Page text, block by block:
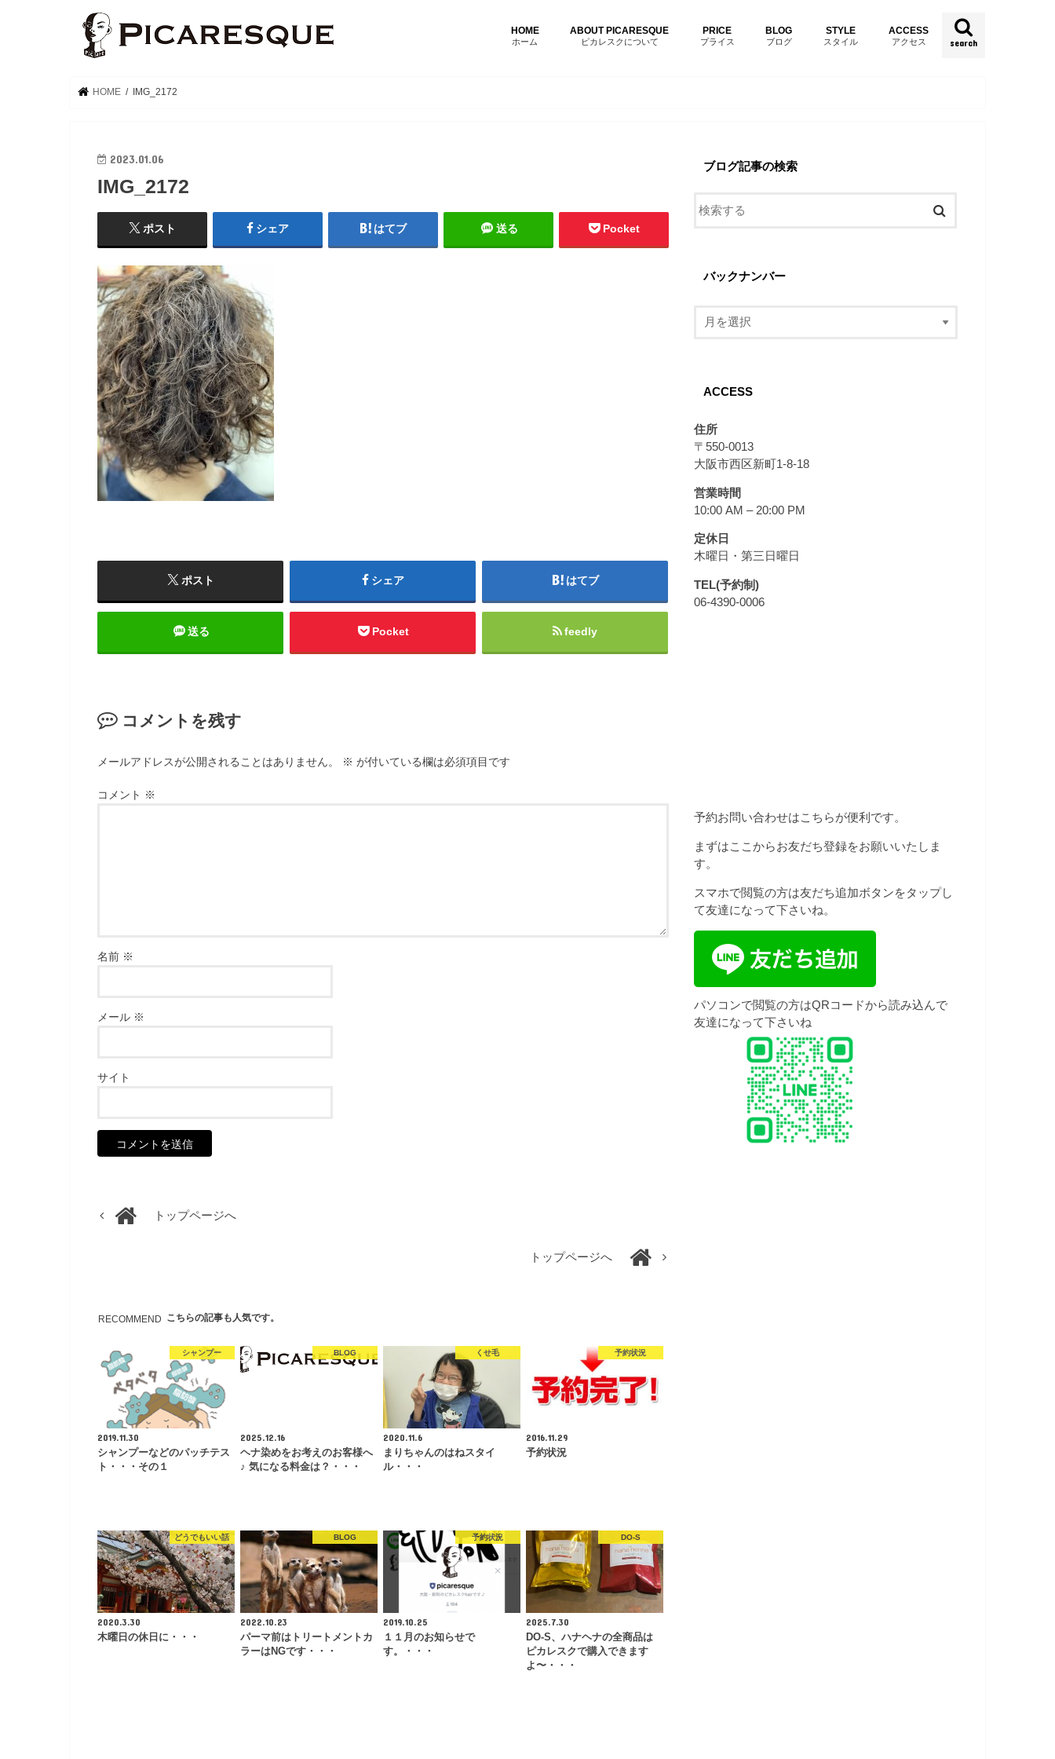
search
HOME
ホーム
ABOUT PICARESQUE
ピカレスクについて
PRICE
プライス
BLOG
ブログ
STYLE
スタイル
ACCESS
アクセス
HOME IMG_2172
2023.01.06
IMG_2172
ポスト シェア はてブ 送る Pocket
ポスト シェア はてブ
送る Pocket feedly
コメントを残す
メールアドレスが公開されることはありません。 ※ が付いている欄は必須項目です
コメント ※
名前 ※
メール ※
サイト
トップページへ
トップページへ
RECOMMEND こちらの記事も人気です。
シャンプー
2019.11.30
シャンプーなどのパッチテス
ト・・・その１
BLOG
2025.12.16
ヘナ染めをお考えのお客様へ
♪ 気になる料金は？・・・
くせ毛
2020.11.6
まりちゃんのはねスタイ
ル・・・
予約状況
2016.11.29
予約状況
どうでもいい話
2020.3.30
木曜日の休日に・・・
BLOG
2022.10.23
パーマ前はトリートメントカ
ラーはNGです・・・
予約状況
2019.10.25
１１月のお知らせで
す。・・・
DO-S
2025.7.30
DO-S、ハナヘナの全商品は
ピカレスクで購入できます
よ〜・・・
ブログ記事の検索
バックナンバー
ACCESS
住所
〒550-0013
大阪市西区新町1-8-18
営業時間
10:00 AM – 20:00 PM
定休日
木曜日・第三日曜日
TEL(予約制)
06-4390-0006
予約お問い合わせはこちらが便利です。
まずはここからお友だち登録をお願いいたしま
す。
スマホで閲覧の方は友だち追加ボタンをタップし
て友達になって下さいね。
パソコンで閲覧の方はQRコードから読み込んで
友達になって下さいね